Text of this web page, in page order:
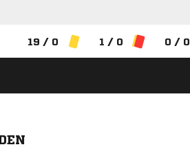
19 / 0 1 / 0 0 / 0